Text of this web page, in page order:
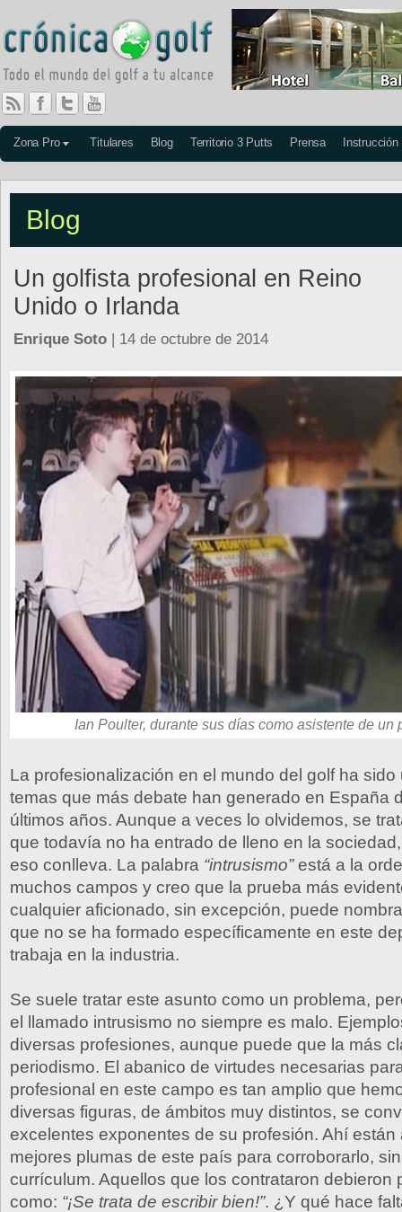
Zona Pro Titulares Blog Territorio 3 Putts Prensa Instrucción
Blog
Un golfista profesional en Reino
Unido o Irlanda
Enrique Soto | 14 de octubre de 2014
Ian Poulter, durante sus días como asistente de un
La profesionalización en el mundo del golf ha sido
temas que más debate han generado en España
últimos años. Aunque a veces lo olvidemos, se
que todavía no ha entrado de lleno en la
eso conlleva. La palabra “intrusismo”está a la
muchos campos y creo que la prueba más
cualquier aficionado, sin excepción, puede
que no se ha formado específicamente en este
trabaja en la industria.
Se suele tratar este asunto como un problema,
el llamado intrusismo no siempre es malo.
diversas profesiones, aunque puede que la más
periodismo. El abanico de virtudes necesarias
profesional en este campo es tan amplio que
diversas figuras, de ámbitos muy distintos, se
excelentes exponentes de su profesión. Ahí están
mejores plumas de este país para corroborarlo,
currículum. Aquellos que los contrataron debieron
como: “¡Se trata de escribir bien!”. ¿Y qué hace